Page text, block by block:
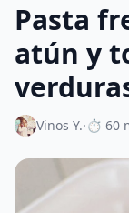
Pasta
atún y
Vinos Y.·⏱ 60